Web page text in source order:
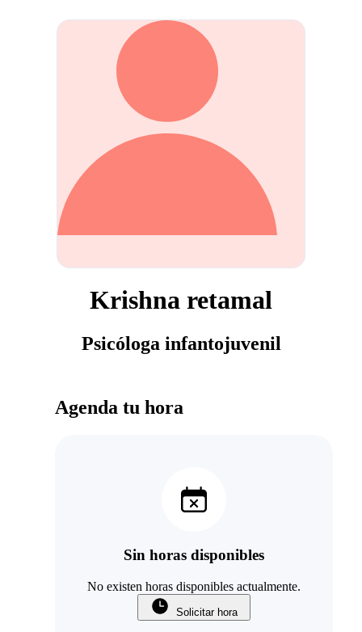
Krishna retamal
Psicóloga infantojuvenil
Agenda tu hora
Sin horas disponibles
No existen horas disponibles actualmente.
Solicitar hora